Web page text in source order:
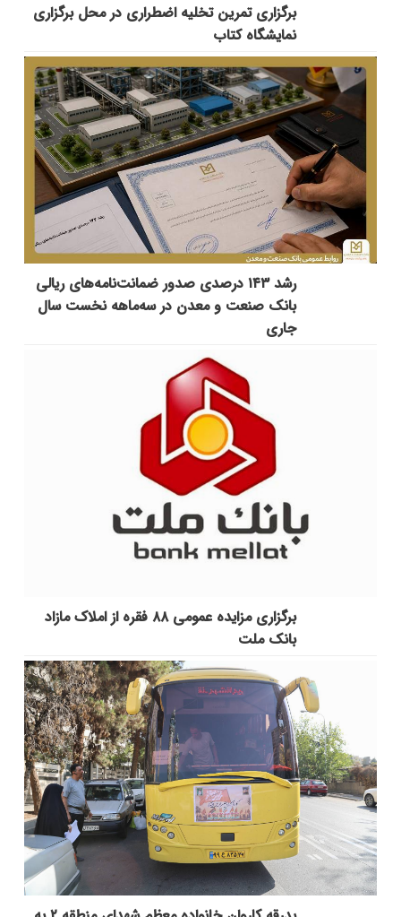
برگزاری تمرین تخلیه اضطراری در محل برگزاری
نمایشگاه کتاب
رشد ۱۴۳ درصدی صدور ضمانت‌نامه‌های ریالی
بانک صنعت و معدن در سه‌ماهه نخست سال
جاری
برگزاری مزایده عمومی ۸۸ فقره از املاک مازاد
بانک ملت